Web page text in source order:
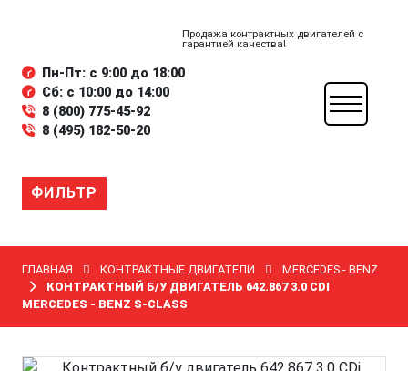
Продажа контрактных двигателей с
гарантией качества!
Пн-Пт: с 9:00 до 18:00
Сб: с 10:00 до 14:00
8 (800) 775-45-92
8 (495) 182-50-20
ФИЛЬТР
ГЛАВНАЯ КОНТРАКТНЫЕ ДВИГАТЕЛИ
MERCEDES - BENZ
КОНТРАКТНЫЙ Б/У ДВИГАТЕЛЬ 642.867 3.0 CDI
MERCEDES - BENZ S-CLASS